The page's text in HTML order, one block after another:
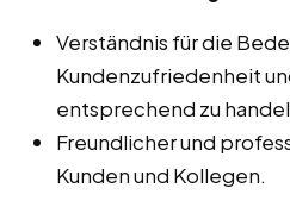
Verständnis für die
Kundenzufriedenheit
entsprechend zu
Freundlicher und
Kunden und Kollegen.